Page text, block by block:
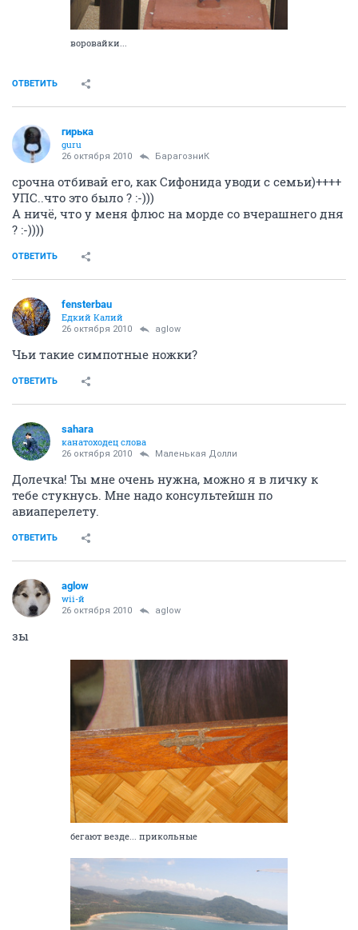
воровайки...
ОТВЕТИТЬ
гирька
guru
26 октября 2010 БарагозниК
срочна отбивай его, как Сифонида уводи с семьи)++++
УПС..что это было ? :-)))
А ничё, что у меня флюс на морде со вчерашнего дня
? :-))))
ОТВЕТИТЬ
fensterbau
Едкий Калий
26 октября 2010 aglow
Чьи такие симпотные ножки?
ОТВЕТИТЬ
sahara
канатоходец слова
26 октября 2010 Маленькая Долли
Долечка! Ты мне очень нужна, можно я в личку к
тебе стукнусь. Мне надо консультейшн по
авиаперелету.
ОТВЕТИТЬ
aglow
wii-й
26 октября 2010 aglow
зы
бегают везде... прикольные